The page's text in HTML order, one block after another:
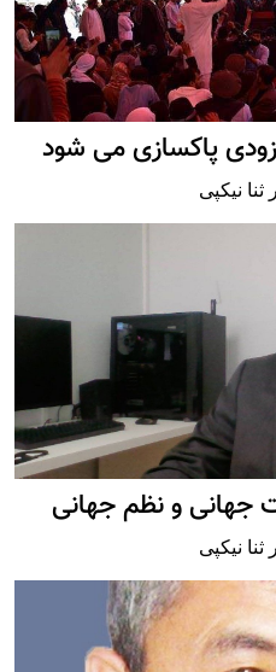
پاکسازی می شود
ثنا نیکپی
و نظم جهانی
ثنا نیکپی